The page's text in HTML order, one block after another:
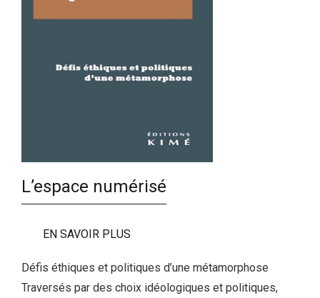
L’espace numérisé
EN SAVOIR PLUS
Défis éthiques et politiques d’une métamorphose
Traversés par des choix idéologiques et politiques,